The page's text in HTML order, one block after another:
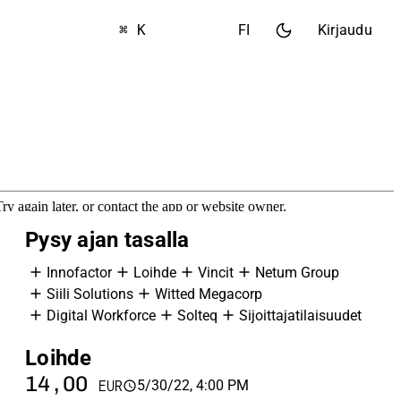
⌘ K FI Kirjaudu
Pysy ajan tasalla
Innofactor Loihde Vincit
Netum Group
Siili Solutions
Witted Megacorp
Digital Workforce
Solteq Sijoittajatilaisuudet
Loihde
14,00 EUR 5/30/22, 4:00 PM